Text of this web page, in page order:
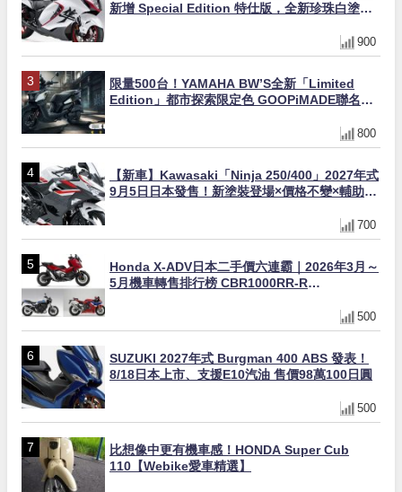
新增 Special Edition 特仕版，全新珍珠白塗裝
900
限量500台！YAMAHA BW’S全新「Limited
Edition」都市探索限定色 GOOPiMADE聯名包
800
【新車】Kawasaki「Ninja 250/400」2027年式
9月5日日本發售！新塗裝登場×價格不變×輔助滑
700
Honda X-ADV日本二手價六連霸｜2026年3月～
5月機車轉售排行榜 CBR1000RR-R
500
SUZUKI 2027年式 Burgman 400 ABS 發表！
8/18日本上市、支援E10汽油 售價98萬100日圓
500
比想像中更有機車感！HONDA Super Cub
110【Webike愛車精選】